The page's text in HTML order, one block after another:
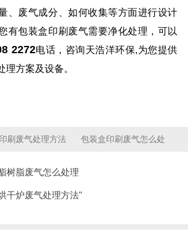
、废气成分、如何收集等方面进行设计
有包装盒印刷废气需要净化处理，可以
2272电话，咨询天浩洋环保,为您提供
理方案及设备。
刷废气处理方法 包装盒印刷废气怎么处
树脂废气怎么处理
干炉废气处理方法"